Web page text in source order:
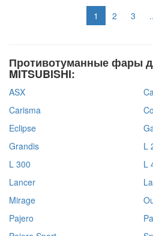
1 2 3
Противотуманные фары
MITSUBISHI:
ASX
Carisma
Eclipse
Grandis
L
L 300
L
Lancer
Mirage
Pajero